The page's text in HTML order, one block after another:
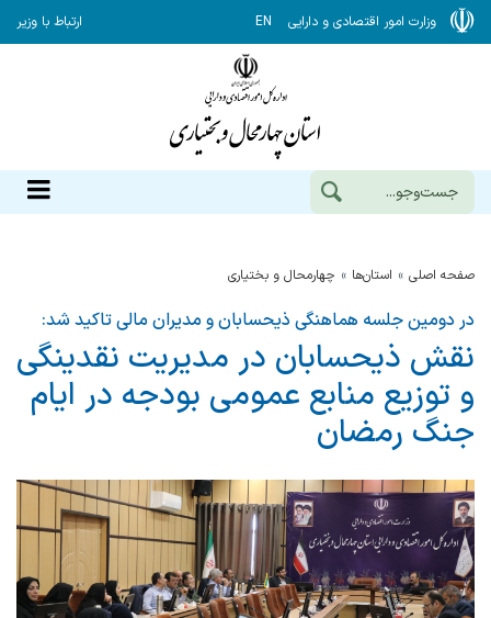
وزارت امور اقتصادی و دارایی EN ارتباط با وزیر
صفحه اصلی استان‌ها چهارمحال و بختياري
در دومین جلسه هماهنگی ذیحسابان و مدیران مالی تاکید شد:
نقش ذیحسابان در مدیریت نقدینگی
و توزیع منابع عمومی بودجه در ایام
جنگ رمضان